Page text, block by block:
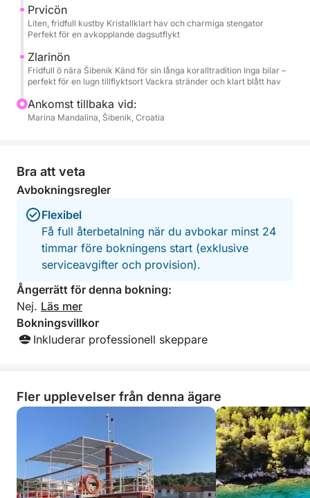
Zlarin, kända för sin autentiska dalmatiska atmosfär,
lugna stränder och kristallklara vatten. Längs vägen
ankrar din skeppare i vackra avskilda vikar, vilket
ger dig gott om tid att simma, flyta och varva ner
omgiven av orörd natur. Snorkelutrustning (mask
undervattensvärlden i lugnt, klart hav.
helt enkelt koppla av på båten medan du njuter av
den adriatiska solen. Utan folkmassor och utan fast
schema utvecklas dagen enligt dina önskemål.
Denna motorbåtsupplevelse är perfekt för gäster
som söker avskildhet, komfort och autentisk
öhopping och erbjuder ett verkligt personligt sätt att
upptäcka Šibeniks kustlinje.
Prvicön
Liten, fridfull kustby Kristallklart hav och charmiga stengator
Perfekt för en avkopplande dagsutflykt
Zlarinön
Fridfull ö nära Šibenik Känd för sin långa koralltradition Inga bilar –
perfekt för en lugn tillflyktsort Vackra stränder och klart blått hav
Ankomst tillbaka vid:
Marina Mandalina, Šibenik, Croatia
Bra att veta
Avbokningsregler
Flexibel
Få full återbetalning när du avbokar minst 24
timmar före bokningens start (exklusive
serviceavgifter och provision).
Ångerrätt för denna bokning:
Nej. Läs mer
Bokningsvillkor
Inkluderar professionell skeppare
Fler upplevelser från denna ägare